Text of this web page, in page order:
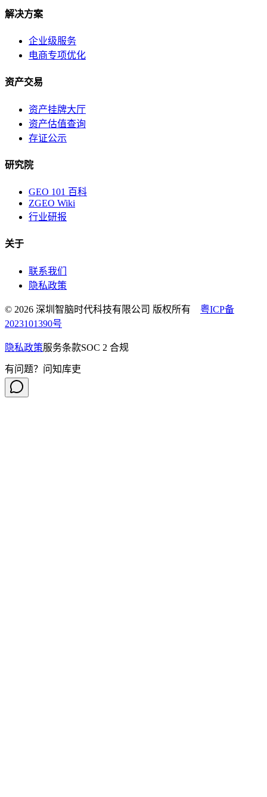
解决方案
企业级服务
电商专项优化
资产交易
资产挂牌大厅
资产估值查询
存证公示
研究院
GEO 101 百科
ZGEO Wiki
行业研报
关于
联系我们
隐私政策
© 2026 深圳智脑时代科技有限公司 版权所有 粤ICP备
2023101390号
隐私政策服务条款SOC 2 合规
有问题？问知库吏